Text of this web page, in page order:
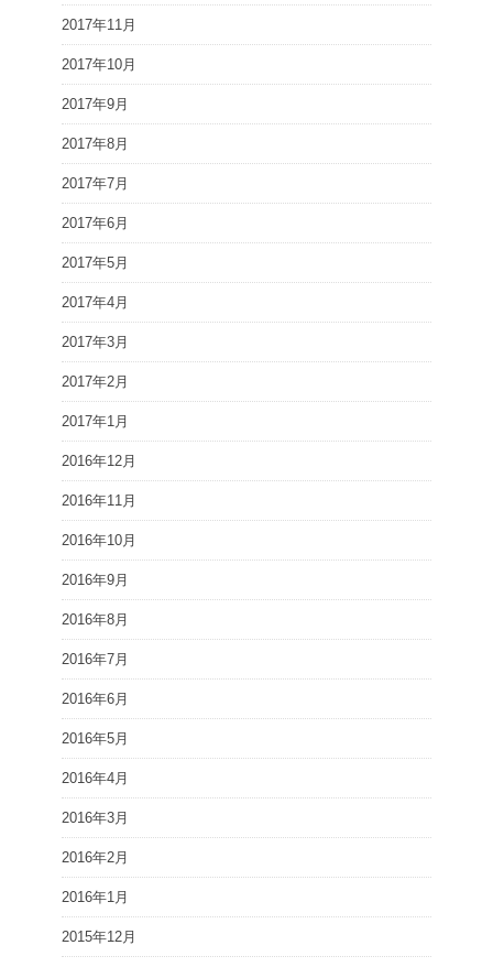
2017年11月
2017年10月
2017年9月
2017年8月
2017年7月
2017年6月
2017年5月
2017年4月
2017年3月
2017年2月
2017年1月
2016年12月
2016年11月
2016年10月
2016年9月
2016年8月
2016年7月
2016年6月
2016年5月
2016年4月
2016年3月
2016年2月
2016年1月
2015年12月